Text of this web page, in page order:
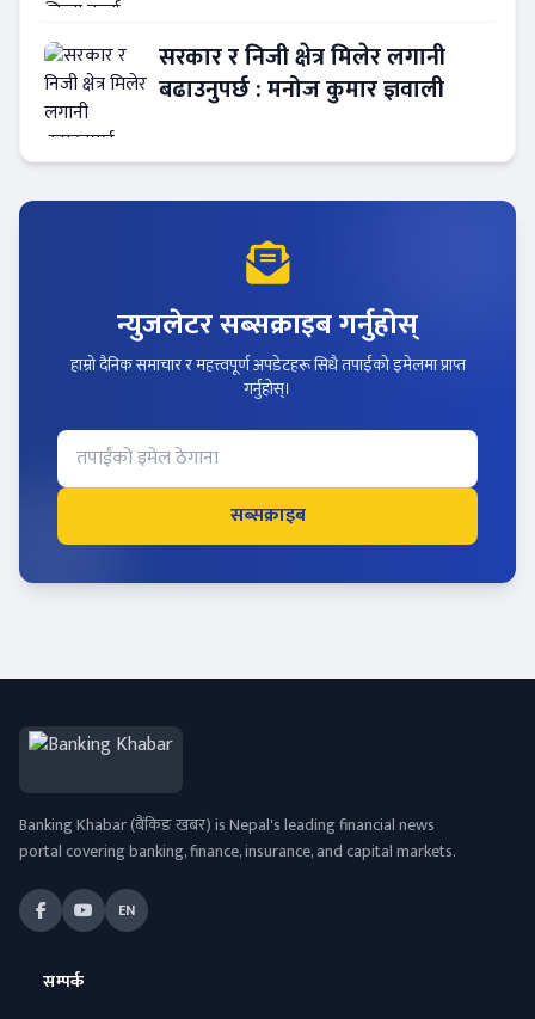
सरकार र निजी क्षेत्र मिलेर लगानी
बढाउनुपर्छ : मनोज कुमार ज्ञवाली
न्युजलेटर सब्सक्राइब गर्नुहोस्
हाम्रो दैनिक समाचार र महत्त्वपूर्ण अपडेटहरू सिधै तपाईंको इमेलमा प्राप्त
गर्नुहोस्।
सब्सक्राइब
Banking Khabar (बैंकिङ खबर) is Nepal's leading financial news
portal covering banking, finance, insurance, and capital markets.
EN
सम्पर्क